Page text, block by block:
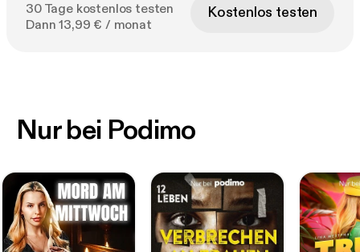
30 Tage kostenlos testen
Dann 13,99 € / monat
Kostenlos testen
Nur bei Podimo